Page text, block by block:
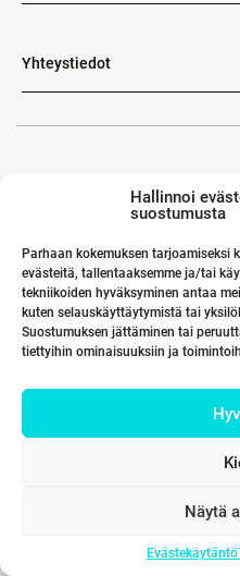
Hallinnoi
suostumusta
Parhaan kokemuksen tarjoamiseksi
evästeitä, tallentaaksemme ja/tai
tekniikoiden hyväksyminen antaa
kuten selauskäyttäytymistä tai
Suostumuksen jättäminen tai
tiettyihin ominaisuuksiin ja
Näytä
Evästekäytäntö
Yhteystiedot